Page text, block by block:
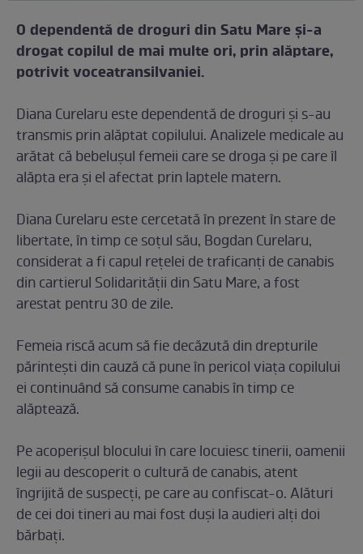
O dependentă de droguri din Satu Mare şi-a
drogat copilul de mai multe ori, prin alăptare,
potrivit voceatransilvaniei.
Diana Curelaru este dependentă de droguri şi s-au
transmis prin alăptat copilului. Analizele medicale au
arătat că bebeluşul femeii care se droga şi pe care îl
alăpta era şi el afectat prin laptele matern.
Diana Curelaru este cercetată în prezent în stare de
libertate, în timp ce soțul său, Bogdan Curelaru,
considerat a fi capul rețelei de traficanți de canabis
din cartierul Solidarității din Satu Mare, a fost
arestat pentru 30 de zile.
Femeia riscă acum să fie decăzută din drepturile
părinteşti din cauză că pune în pericol viaţa copilului
ei continuând să consume canabis în timp ce
alăptează.
Pe acoperișul blocului în care locuiesc tinerii, oamenii
legii au descoperit o cultură de canabis, atent
îngrijită de suspecți, pe care au confiscat-o. Alături
de cei doi tineri au mai fost duși la audieri alți doi
bărbați.